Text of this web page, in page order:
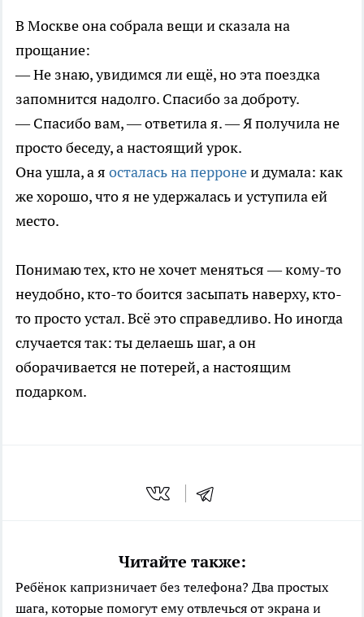
В Москве она собрала вещи и сказала на
прощание:
— Не знаю, увидимся ли ещё, но эта поездка
запомнится надолго. Спасибо за доброту.
— Спасибо вам, — ответила я. — Я получила не
просто беседу, а настоящий урок.
Она ушла, а я осталась на перронеи думала: как
же хорошо, что я не удержалась и уступила ей
место.
Понимаю тех, кто не хочет меняться — кому-то
неудобно, кто-то боится засыпать наверху, кто-
то просто устал. Всё это справедливо. Но иногда
случается так: ты делаешь шаг, а он
оборачивается не потерей, а настоящим
подарком.
Читайте также:
Ребёнок капризничает без телефона? Два простых
шага, которые помогут ему отвлечься от экрана и